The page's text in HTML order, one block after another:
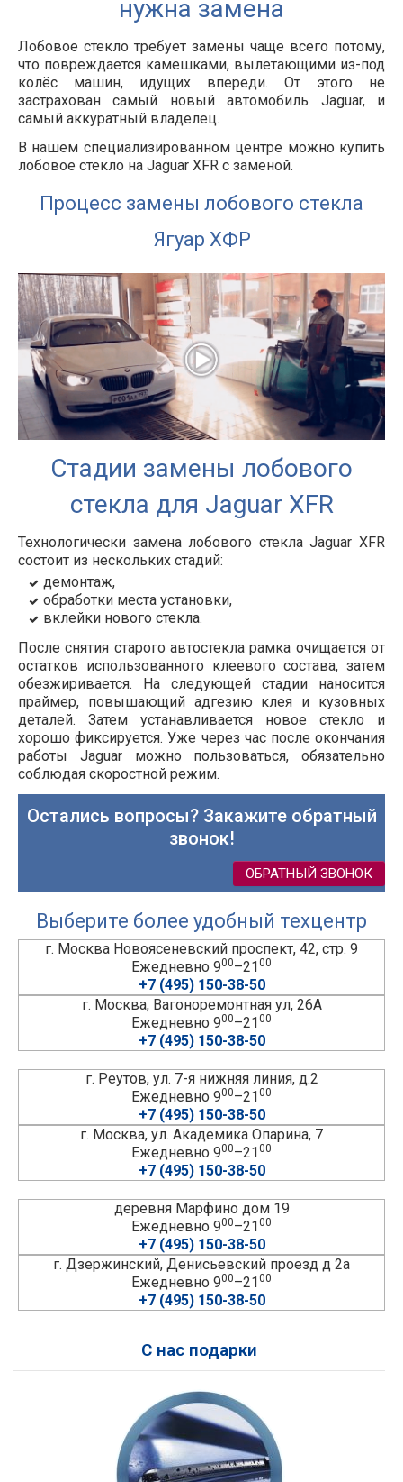
нужна замена
Лобовое стекло требует замены чаще всего потому,
что повреждается камешками, вылетающими из-под
колёс машин, идущих впереди. От этого не
застрахован самый новый автомобиль Jaguar, и
самый аккуратный владелец.
В нашем специализированном центре можно купить
лобовое стекло на Jaguar XFR с заменой.
Процесс замены лобового стекла
Ягуар ХФР
Стадии замены лобового
стекла для Jaguar XFR
Технологически замена лобового стекла Jaguar XFR
состоит из нескольких стадий:
демонтаж,
обработки места установки,
вклейки нового стекла.
После снятия старого автостекла рамка очищается от
остатков использованного клеевого состава, затем
обезжиривается. На следующей стадии наносится
праймер, повышающий адгезию клея и кузовных
деталей. Затем устанавливается новое стекло и
хорошо фиксируется. Уже через час после окончания
работы Jaguar можно пользоваться, обязательно
соблюдая скоростной режим.
Остались вопросы? Закажите обратный
звонок!
ОБРАТНЫЙ ЗВОНОК
Выберите более удобный техцентр
г. Москва Новоясеневский проспект, 42, стр. 9
Ежедневно 900–2100
+7 (495) 150-38-50
г. Москва, Вагоноремонтная ул, 26А
Ежедневно 900–2100
+7 (495) 150-38-50
г. Реутов, ул. 7-я нижняя линия, д.2
Ежедневно 900–2100
+7 (495) 150-38-50
г. Москва, ул. Академика Опарина, 7
Ежедневно 900–2100
+7 (495) 150-38-50
деревня Марфино дом 19
Ежедневно 900–2100
+7 (495) 150-38-50
г. Дзержинский, Денисьевский проезд д 2а
Ежедневно 900–2100
+7 (495) 150-38-50
С нас подарки